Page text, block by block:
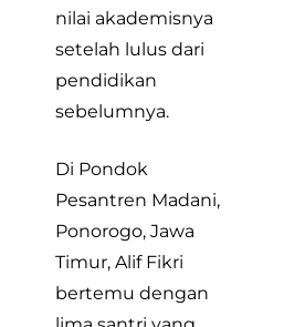
nilai akademisnya
setelah lulus dari
pendidikan
sebelumnya.
Di Pondok
Pesantren Madani,
Ponorogo, Jawa
Timur, Alif Fikri
bertemu dengan